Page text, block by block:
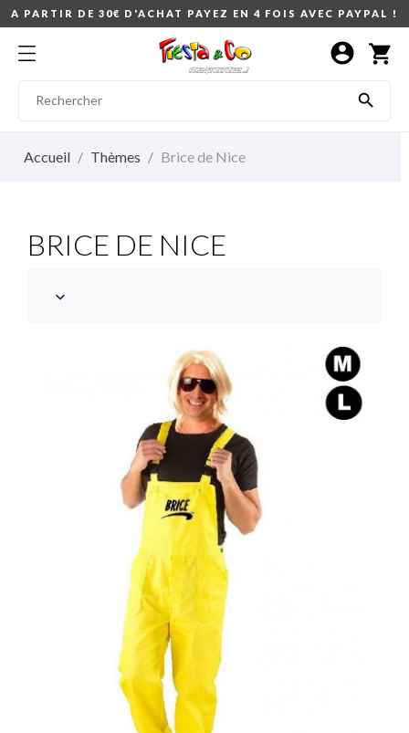
A PARTIR DE 30€ D'ACHAT PAYEZ EN 4 FOIS AVEC PAYPAL !
shopping_cart

account_circle
Accueil Thèmes Brice de Nice
BRICE DE NICE
